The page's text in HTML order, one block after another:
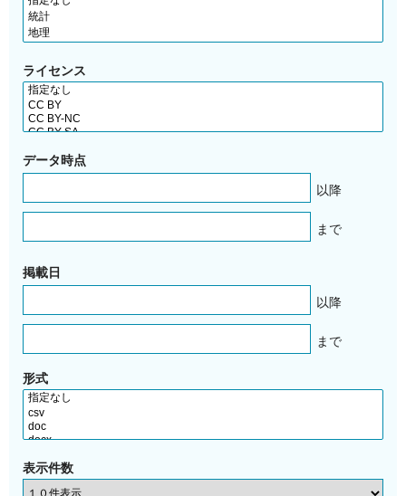
ライセンス
データ時点
以降
まで
掲載日
以降
まで
形式
表示件数